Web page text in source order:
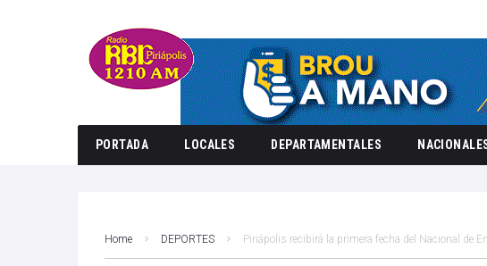
PORTADA LOCALES DEPARTAMENTALES
Home DEPORTES Piriápolis recibirá la primera fecha del Nacional de